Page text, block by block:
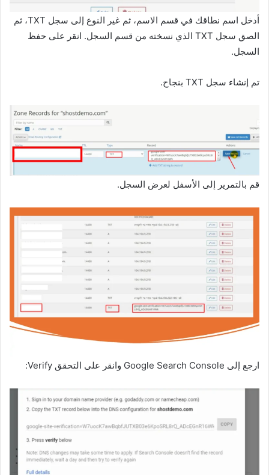
أدخل اسم نطاقك في قسم الاسم، ثم غير النوع إلى سجل TXT، ثم
الصق سجل TXT الذي نسخته من قسم السجل. انقر على حفظ
السجل.
تم إنشاء سجل TXT بنجاح.
قم بالتمرير إلى الأسفل لعرض السجل.
ارجع إلى Google Search Console وانقر على التحقق Verify: